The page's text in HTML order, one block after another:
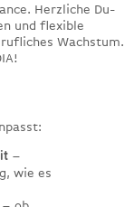
Herzliche Du-
und flexible
Wachstum.
–
wie es